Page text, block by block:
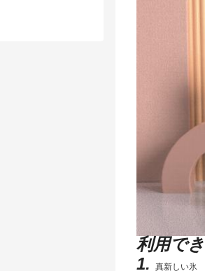
利用で
1.
真新しい氷